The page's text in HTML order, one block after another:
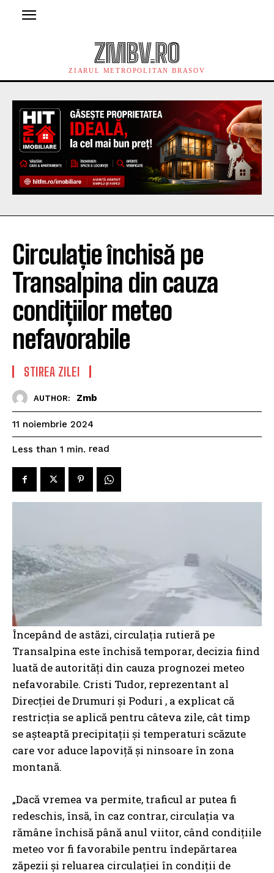
ZMBV.RO
ZIARUL METROPOLITAN BRASOV
Circulație închisă pe
Transalpina din cauza
condițiilor meteo
nefavorabile
STIREA ZILEI
AUTHOR: Zmb
11 noiembrie 2024
Less than 1 min. read
Începând de astăzi, circulația rutieră pe
Transalpina este închisă temporar, decizia fiind
luată de autorități din cauza prognozei meteo
nefavorabile. Cristi Tudor, reprezentant al
Direcției de Drumuri și Poduri , a explicat că
restricția se aplică pentru câteva zile, cât timp
se așteaptă precipitații și temperaturi scăzute
care vor aduce lapoviță și ninsoare în zona
montană.
„Dacă vremea va permite, traficul ar putea fi
redeschis, însă, în caz contrar, circulația va
rămâne închisă până anul viitor, când condițiile
meteo vor fi favorabile pentru îndepărtarea
zăpezii și reluarea circulației în condiții de